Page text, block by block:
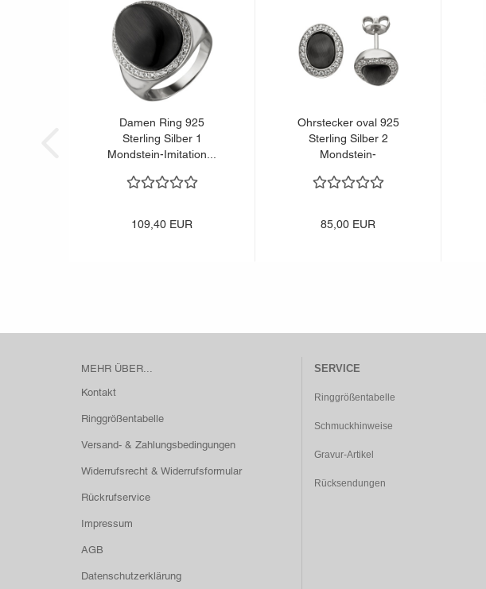
Damen Ring 925
Sterling Silber 1
Mondstein-Imitation...
109,40 EUR
Ohrstecker oval 925
Sterling Silber 2
Mondstein-
85,00 EUR
MEHR ÜBER...
Kontakt
Ringgrößentabelle
Versand- & Zahlungsbedingungen
Widerrufsrecht & Widerrufsformular
Rückrufservice
Impressum
AGB
Datenschutzerklärung
SERVICE
Ringgrößentabelle
Schmuckhinweise
Gravur-Artikel
Rücksendungen